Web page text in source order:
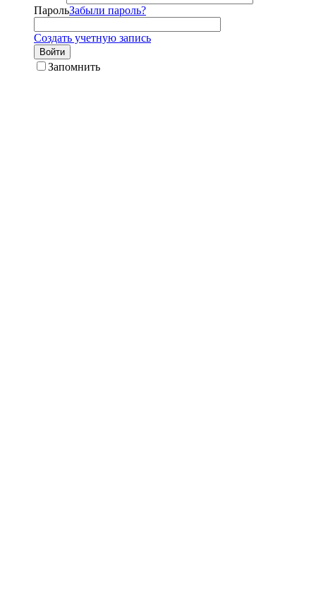
ПарольЗабыли пароль?
Создать учетную запись
Войти
Запомнить